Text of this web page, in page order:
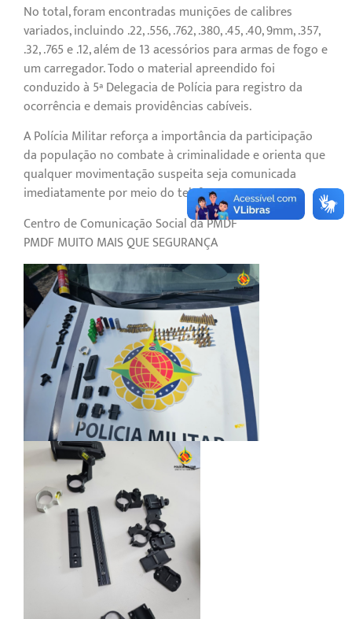
No total, foram encontradas munições de calibres
variados, incluindo .22, .556, .762, .380, .45, .40, 9mm, .357,
.32, .765 e .12, além de 13 acessórios para armas de fogo e
um carregador. Todo o material apreendido foi
conduzido à 5ª Delegacia de Polícia para registro da
ocorrência e demais providências cabíveis.
A Polícia Militar reforça a importância da participação
da população no combate à criminalidade e orienta que
qualquer movimentação suspeita seja comunicada
imediatamente por meio do telefone 190.
Centro de Comunicação Social da PMDF
PMDF MUITO MAIS QUE SEGURANÇA